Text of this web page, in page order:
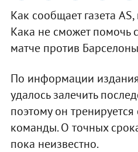
Как сообщает газета
Кака не сможет помочь
матче против
По информации
удалось залечить
поэтому он тренируется
команды. О точных
пока неизвестно.